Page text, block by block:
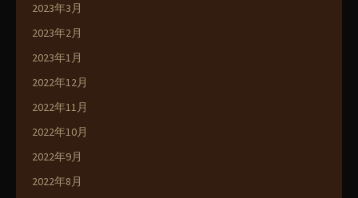
2023年3月
2023年2月
2023年1月
2022年12月
2022年11月
2022年10月
2022年9月
2022年8月